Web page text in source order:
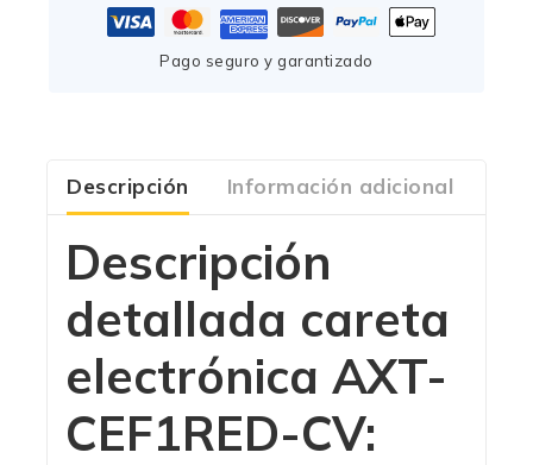
Pago seguro y garantizado
Descripción Información adicional
Descripción
detallada careta
electrónica AXT-
CEF1RED-CV: